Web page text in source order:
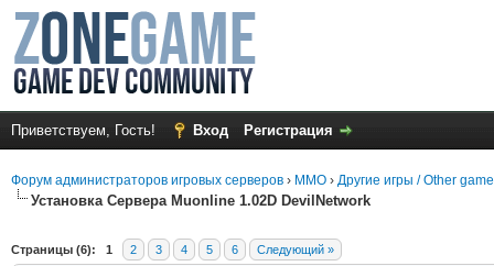
Приветствуем, Гость! Вход Регистрация
Форум администраторов игровых серверов › MMO › Другие игры / Other
Установка Сервера Muonline 1.02D DevilNetwork
Страницы (6): 1 2 3 4 5 6 Следующий »